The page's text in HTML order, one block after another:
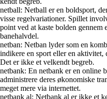
netball: Netball er en boldsport,
visse regelvariationer. Spillet
point ved at kaste bolden gennem
banehalvdel.
netban: Netban lyder som en
indikere en sport eller en aktivitet,
Det er ikke et velkendt begreb.
netbank: En netbank er en online
administrere deres økonomiske
meget mere via internettet.
netbank al: Netbank al er ikke et